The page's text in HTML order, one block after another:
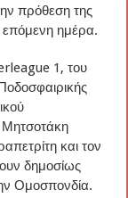
πρόθεση της
επόμενη ημέρα.
1, του
και τον
δημοσίως
Ομοσπονδία.